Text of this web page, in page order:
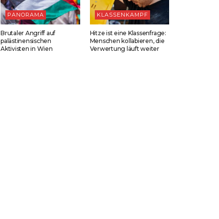
PANORAMA
Brutaler Angriff auf
palästinensischen
Aktivisten in Wien
KLASSENKAMPF
Hitze ist eine Klassenfrage:
Menschen kollabieren, die
Verwertung läuft weiter